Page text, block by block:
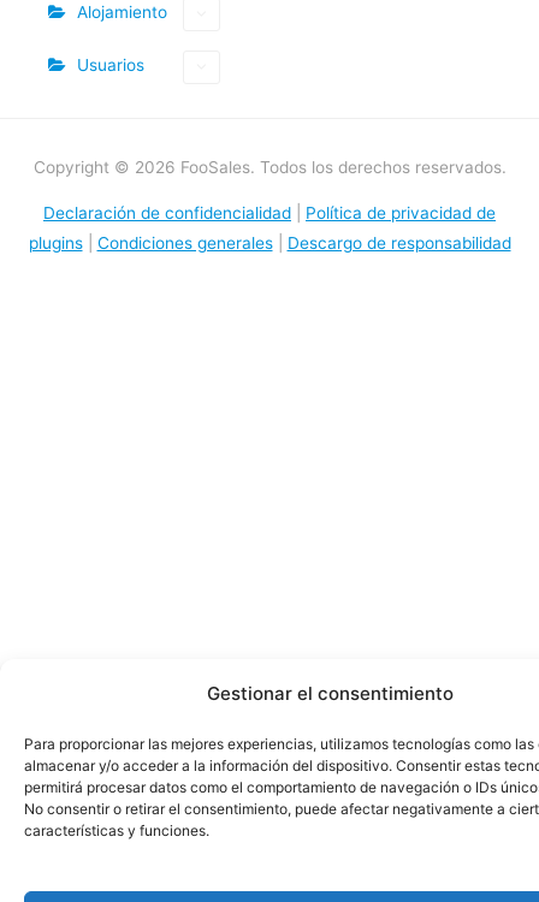
Gestionar el consentimiento
Para proporcionar las mejores experiencias, utilizamos tecnologías como
almacenar y/o acceder a la información del dispositivo. Consentir estas
permitirá procesar datos como el comportamiento de navegación o IDs
No consentir o retirar el consentimiento, puede afectar negativamente a
características y funciones.
Alojamiento
Usuarios
Copyright © 2026 FooSales. Todos los derechos reservados.
Declaración de confidencialidad
Política de privacidad de
plugins| Condiciones generales| Descargo de responsabilidad